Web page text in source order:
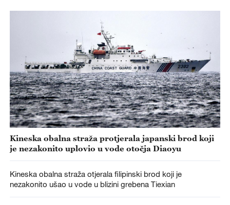
Kineska obalna straža protjerala japanski brod koji
je nezakonito uplovio u vode otočja Diaoyu
Kineska obalna straža otjerala filipinski brod koji je
nezakonito ušao u vode u blizini grebena Tiexian